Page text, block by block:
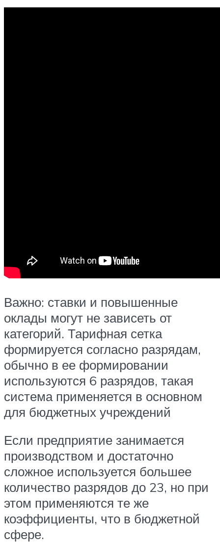
Важно: ставки и повышенные
оклады могут не зависеть от
категорий. Тарифная сетка
формируется согласно разрядам,
обычно в ее формировании
используются 6 разрядов, такая
система применяется в основном
для бюджетных учреждений
Если предприятие занимается
производством и достаточно
сложное используется большее
количество разрядов до 23, но при
этом применяются те же
коэффициенты, что в бюджетной
сфере.